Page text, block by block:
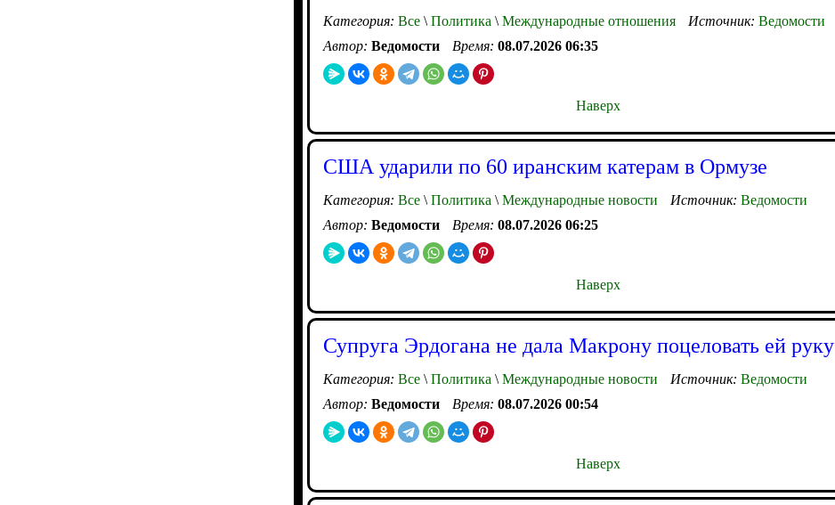
Категория: Все \ Политика \ Международные отношения Источник: Ведомости
Автор: Ведомости Время: 08.07.2026 06:35
Наверх
США ударили по 60 иранским катерам в Ормузе
Категория: Все \ Политика \ Международные новости Источник: Ведомости
Автор: Ведомости Время: 08.07.2026 06:25
Наверх
Супруга Эрдогана не дала Макрону поцеловать ей руку
Категория: Все \ Политика \ Международные новости Источник: Ведомости
Автор: Ведомости Время: 08.07.2026 00:54
Наверх